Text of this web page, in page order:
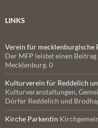
LINKS
Verein für mecklenburgische
Der MFP leistet einen
Mecklenburg. 0
Kulturverein für Reddelich
Kulturveranstaltungen,
Dörfer Reddelich und
Kirche Parkentin